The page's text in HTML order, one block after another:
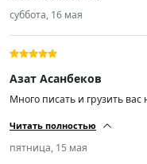
суббота, 16 мая
Азат Асанбеков
Много писать и грузить
прогадал! Размер шин 225/
шум незначительный
спрос вырастает и цены
Читать полностью
пятница, 15 мая